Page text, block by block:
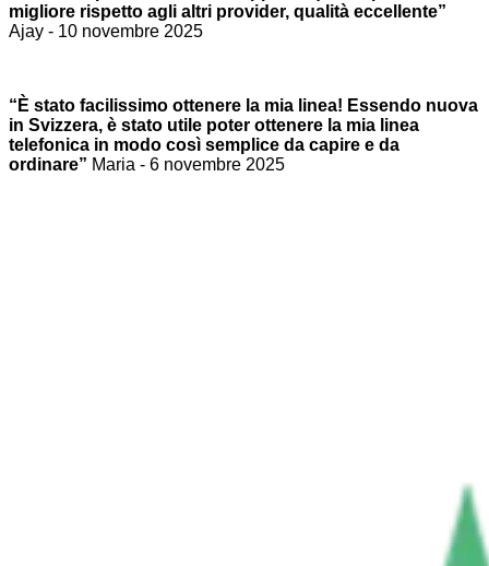
migliore rispetto agli altri provider, qualità eccellente”
Ajay - 10 novembre 2025
“È stato facilissimo ottenere la mia linea! Essendo nuova
in Svizzera, è stato utile poter ottenere la mia linea
telefonica in modo così semplice da capire e da
ordinare” Maria - 6 novembre 2025